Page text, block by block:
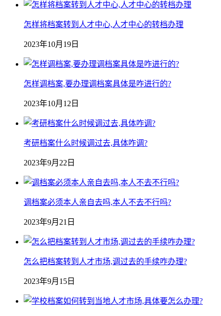
怎样将档案转到人才中心,人才中心的转档办理
2023年10月19日
怎样调档案,要办理调档案具体是咋进行的?
2023年10月12日
考研档案什么时候调过去,具体咋调?
2023年9月22日
调档案必须本人亲自去吗,本人不去不行吗?
2023年9月21日
怎么把档案转到人才市场,调过去的手续咋办理?
2023年9月15日